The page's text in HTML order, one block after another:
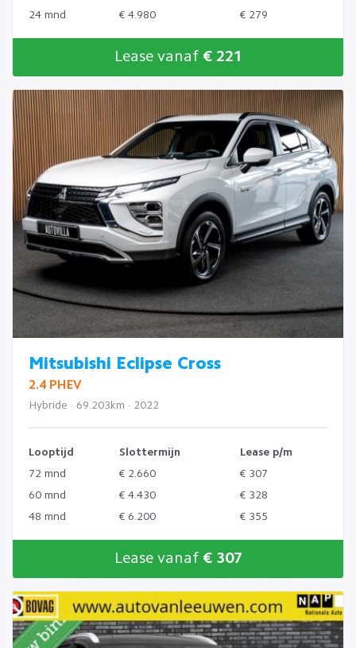
24 mnd
€ 4.980 € 279
Lease vanaf € 221
Mitsubishi Eclipse Cross
2.4 PHEV
Hybride · 69.203km · 2022
Looptijd Slottermijn
Lease p/m
72 mnd
€ 2.660
€ 307
60 mnd
€ 4.430
€ 328
48 mnd
€ 6.200 € 355
Lease vanaf € 307